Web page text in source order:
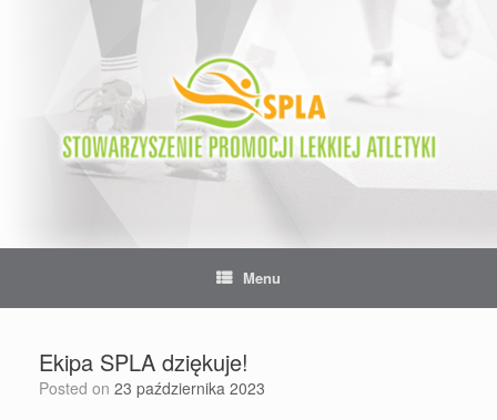
Menu
Ekipa SPLA dziękuje!
Posted on 23 października 2023